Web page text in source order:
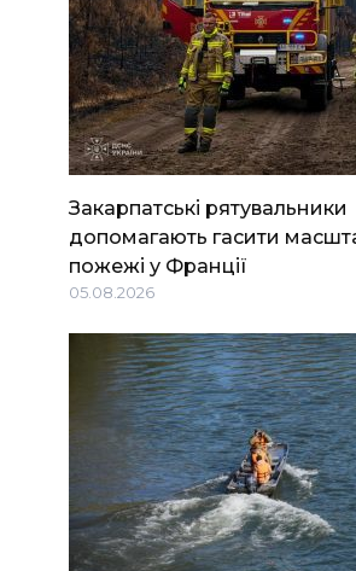
Закарпатські рятувальники
допомагають гасити
пожежі у Франції
05.08.2026